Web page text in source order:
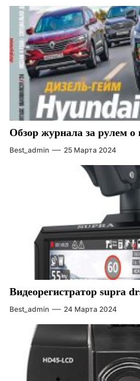
Обзор журнала за рулем о
Best_admin 25 Марта 2024
Видеорегистратор supra
Best_admin 24 Марта 2024